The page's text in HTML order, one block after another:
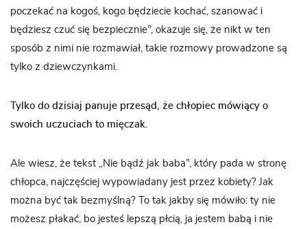
poczekać na kogoś, kogo będziecie kochać, szanować i
będziesz czuć się bezpiecznie”, okazuje się, że nikt w ten
sposób z nimi nie rozmawiał, takie rozmowy prowadzone są
tylko z dziewczynkami.
Tylko do dzisiaj panuje przesąd, że chłopiec mówiący o
swoich uczuciach to mięczak.
Ale wiesz, że tekst „Nie bądź jak baba”, który pada w stronę
chłopca, najczęściej wypowiadany jest przez kobiety? Jak
można być tak bezmyślną? To tak jakby się mówiło: ty nie
możesz płakać, bo jesteś lepszą płcią, ja jestem babą i nie